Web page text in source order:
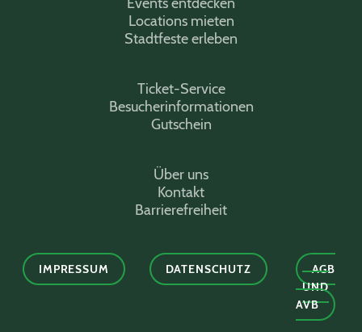
Locations mieten
Stadtfeste erleben
Ticket-Service
Besucherinformationen
Gutschein
Über uns
Kontakt
Barrierefreiheit
IMPRESSUM DATENSCHUTZ
AGB
UND
AVB